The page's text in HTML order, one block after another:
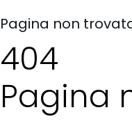
Pagina non
404
Pagina